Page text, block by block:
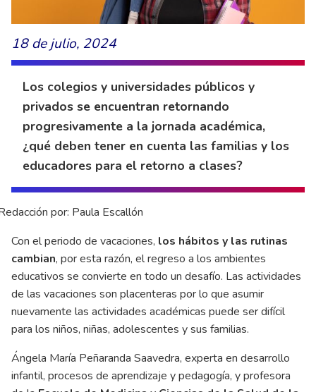
18 de julio, 2024
Los colegios y universidades públicos y
privados se encuentran retornando
progresivamente a la jornada académica,
¿qué deben tener en cuenta las familias y los
educadores para el retorno a clases?
por: Paula Escallón
Con el periodo de vacaciones, los hábitos y las rutinas
cambian, por esta razón, el regreso a los ambientes
educativos se convierte en todo un desafío. Las actividades
de las vacaciones son placenteras por lo que asumir
nuevamente las actividades académicas puede ser difícil
para los niños, niñas, adolescentes y sus familias.
Ángela María Peñaranda Saavedra, experta en desarrollo
infantil, procesos de aprendizaje y pedagogía, y profesora